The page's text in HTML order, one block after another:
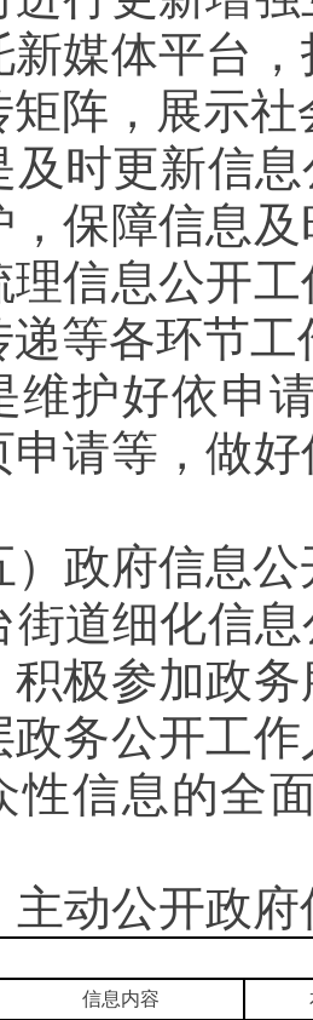
新媒体平台
矩阵，展示
更新信息
，保障信息
理信息公开
递等各环节
好依申请
申请等，做
府信息公
细化信息
积极参加政
政务公开工
性信息的全
公开政府
信息内容